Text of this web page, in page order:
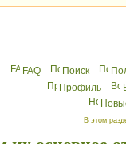
FAQ Поиск
Профиль
В этом